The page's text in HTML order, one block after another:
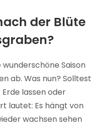
der Blüte
Saison
ab. Was nun? Solltest
lassen oder
lautet: Es hängt von
wachsen sehen